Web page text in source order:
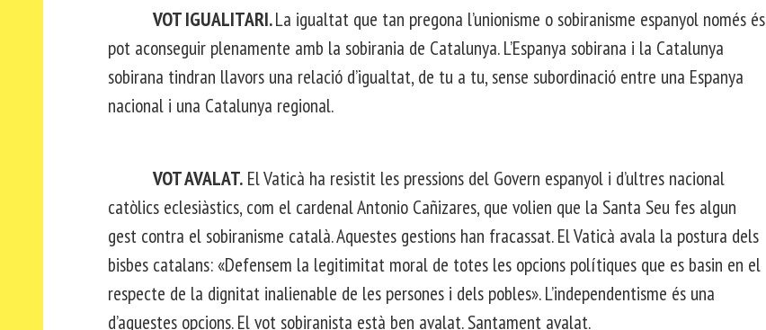
VOT IGUALITARI.La igualtat que tan pregona l’unionisme o sobiranisme espanyol només és
pot aconseguir plenamente amb la sobirania de Catalunya. L’Espanya sobirana i la Catalunya
sobirana tindran llavors una relació d’igualtat, de tu a tu, sense subordinació entre una Espanya
nacional i una Catalunya regional.
VOT AVALAT. El Vaticà ha resistit les pressions del Govern espanyol i d’ultres nacional
catòlics eclesiàstics, com el cardenal Antonio Cañizares, que volien que la Santa Seu fes algun
gest contra el sobiranisme català. Aquestes gestions han fracassat. El Vaticà avala la postura dels
bisbes catalans: «Defensem la legitimitat moral de totes les opcions polítiques que es basin en el
respecte de la dignitat inalienable de les persones i dels pobles». L’independentisme és una
d’aquestes opcions. El vot sobiranista està ben avalat. Santament avalat.